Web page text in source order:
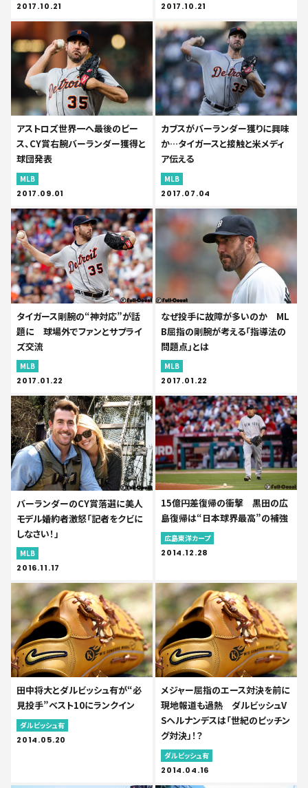
2017.10.21 2017.10.21
アストロズ世界一へ最後のピー
ス、CY賞右腕バーランダー獲得と
球団発表
MLB
2017.09.01
カブスがバーランダー獲りに興味
か…タイガースと接触と米メディ
ア伝える
MLB
2017.07.04
タイガース剛腕の“神対応”が話
題に 球場外でファンとサプライ
ズ交流
MLB
2017.01.22
なぜ投手に故障が多いのか ML
B屈指の剛腕が考える「指導法の
問題点」とは
MLB
2017.01.22
バーランダーのCY賞落選に美人
モデル婚約者激怒「記者をクビに
しなさい！」
MLB
2016.11.17
15億円差復帰の衝撃 黒田の広
島復帰は“日本球界最高”の補強
広島東洋カープ
2014.12.28
田中将大とダルビッシュ有が“必
見投手”ベスト10にランクイン
ダルビッシュ有
2014.05.20
メジャー屈指のエース対決を前に
現地報道も過熱 ダルビッシュV
Sヘルナンデスは「世紀のピッチン
グ対決」！？
ダルビッシュ有
2014.04.16